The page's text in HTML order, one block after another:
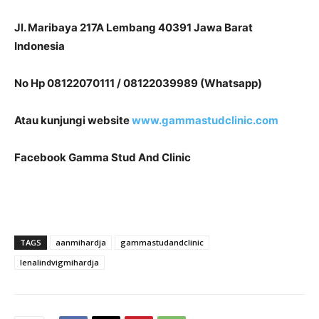
Jl. Maribaya 217A Lembang 40391 Jawa Barat
Indonesia
No Hp 08122070111 / 08122039989 (Whatsapp)
Atau kunjungi websitewww.gammastudclinic.com
Facebook Gamma Stud And Clinic
TAGS aanmihardja
gammastudandclinic
lenalindvigmihardja